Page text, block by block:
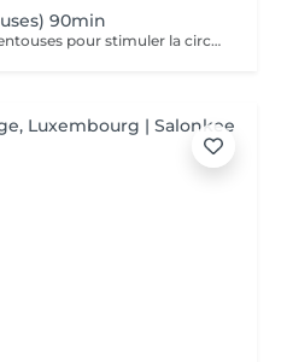
90min
Une technique utilisant des ventouses pour stimuler la circulation, réduire les douleurs musculaires et favoriser la détoxification.